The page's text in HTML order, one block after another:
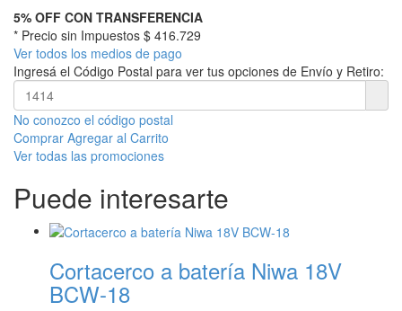
5% OFF CON TRANSFERENCIA
* Precio sin Impuestos $ 416.729
Ver todos los medios de pago
Ingresá el Código Postal para ver tus opciones de Envío y Retiro:
No conozco el código postal
Comprar Agregar al Carrito
Ver todas las promociones
Puede interesarte
Cortacerco a batería Niwa 18V
BCW-18